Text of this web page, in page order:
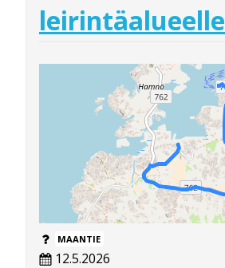
leirintäalueelle
MAANTIE
12.5.2026